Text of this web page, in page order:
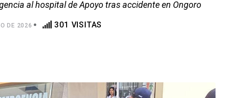
al hospital de Apoyo tras accidente en Ongoro
DE 2026 301 VISITAS